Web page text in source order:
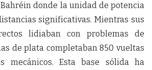
donde la unidad de potencia
significativas. Mientras sus
lidiaban con problemas de
de plata completaban 850 vueltas
mecánicos. Esta base sólida ha